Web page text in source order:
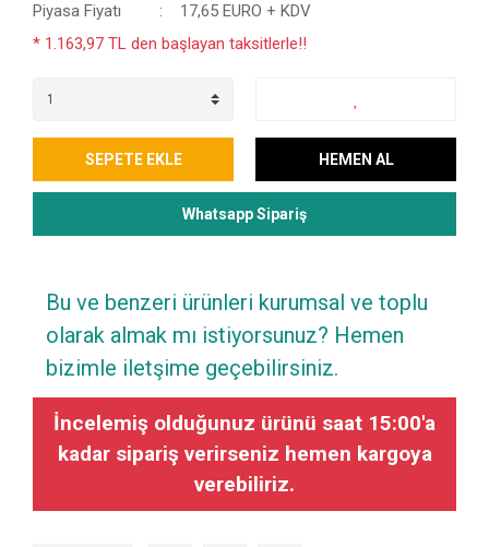
Piyasa Fiyatı
17,65 EURO + KDV
* 1.163,97 TL den başlayan taksitlerle!!
SEPETE EKLE HEMEN AL
Whatsapp Sipariş
Bu ve benzeri ürünleri kurumsal ve toplu
olarak almak mı istiyorsunuz? Hemen
bizimle iletşime geçebilirsiniz.
İncelemiş olduğunuz ürünü saat 15:00'a
kadar sipariş verirseniz hemen kargoya
verebiliriz.